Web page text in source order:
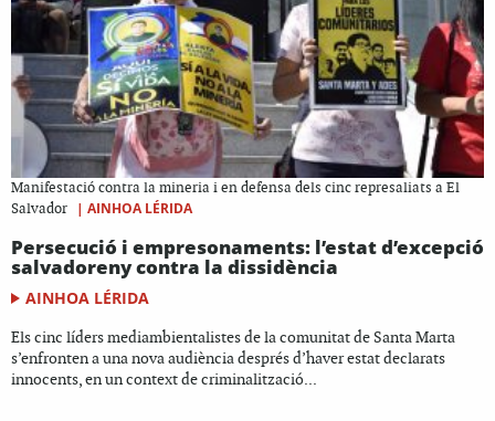
Manifestació contra la mineria i en defensa dels cinc represaliats a El
Salvador
| AINHOA LÉRIDA
Persecució i empresonaments: l’estat d’excepció
salvadoreny contra la dissidència
AINHOA LÉRIDA
Els cinc líders mediambientalistes de la comunitat de Santa Marta
s’enfronten a una nova audiència després d’haver estat declarats
innocents, en un context de criminalització...